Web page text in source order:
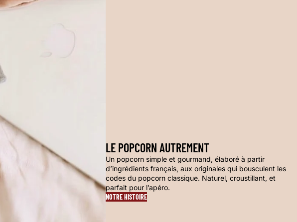
LE POPCORN AUTREMENT
Un popcorn simple et gourmand, élaboré à partir
d’ingrédients français, aux originales qui bousculent les
codes du popcorn classique. Naturel, croustillant, et
parfait pour l’apéro.
NOTRE HISTOIRE